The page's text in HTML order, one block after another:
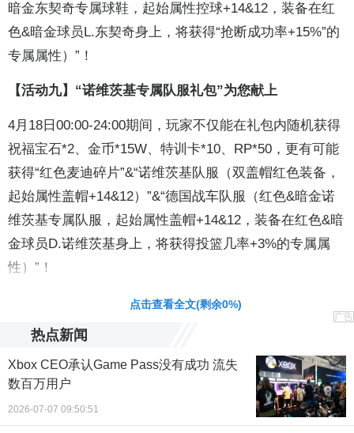
暗金东契奇专属球鞋，起始属性控球+14&12，装备在红
色&暗金球员L.东契奇身上，将获得“抢断成功率+15%”的
专属属性）”！
【活动九】“诺维茨基专属队服礼包”为您献上
4月18日00:00-24:00期间，玩家不仅能在礼包内随机获得
祝福宝石*2、金币*15W、特训卡*10、RP*50，更有可能
获得“红色麦迪碎片”&“诺维茨基队服（双盖帽红色装备，
起始属性盖帽+14&12）”&“德国战车队服（红色&暗金诺
维茨基专属队服，起始属性盖帽+14&12，装备在红色&暗
金球员D.诺维茨基身上，将获得投篮几率+3%的专属属
性）”！
责任编辑：黄鹏 CG001
点击查看全文(剩余0%)
广告
热点新闻
Xbox CEO承认Game Pass没有成功 流失
数百万用户
2026-07-07 09:50:51